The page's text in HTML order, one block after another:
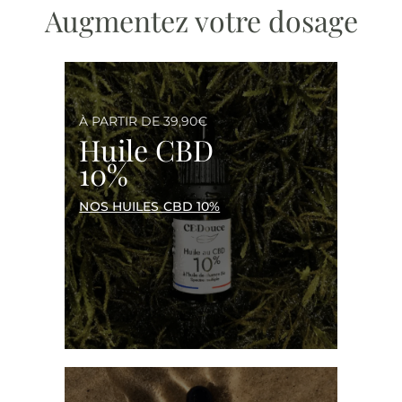
Augmentez votre dosage
À PARTIR DE 39,90€
Huile CBD
10%
NOS HUILES CBD 10%